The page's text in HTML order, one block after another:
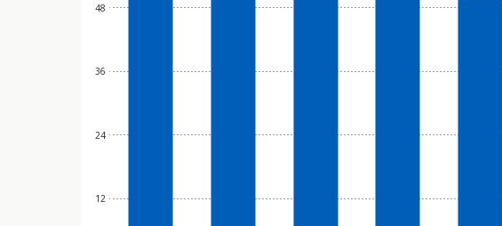
12
24
36
48